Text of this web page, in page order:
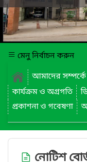
মেনু নির্বাচন করুন
আমাদের সম্পর্কে
কার্যক্রম ও অগ্রগতি
প্রকাশনা ও গবেষণা
নোটিশ